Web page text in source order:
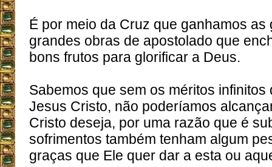
É por meio da Cruz que ganhamos as
grandes obras de apostolado que
bons frutos para glorificar a Deus.
Sabemos que sem os méritos infinitos
Jesus Cristo, não poderíamos
Cristo deseja, por uma razão que é
sofrimentos também tenham algum
graças que Ele quer dar a esta ou